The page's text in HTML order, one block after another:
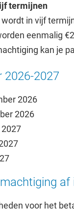
termijnen
in vijf
eenmalig
kan je
2026-2027
2026
2026
af
voor het